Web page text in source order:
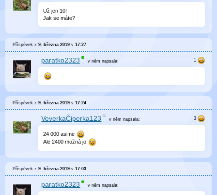
Už jen 10!
Jak se máte?
Příspěvek z9. března 2019 v17:27
paratko2323 v němnapsala:
Příspěvek z9. března 2019 v17:24.
VeverkaČiperka123 v němnapsala:
24 000 asi ne
Ale 2400 možná jo
Příspěvek z9. března 2019 v17:03
paratko2323 v němnapsala: